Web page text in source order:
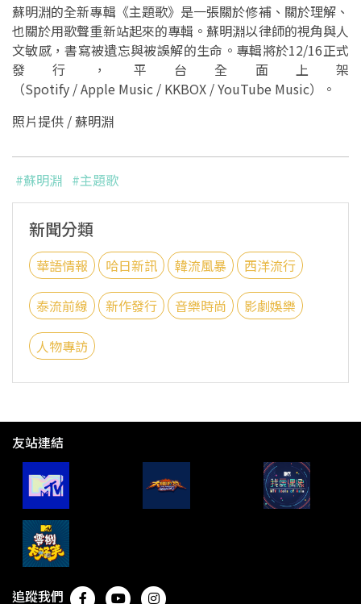
蘇明淵的全新專輯《主題歌》是一張關於修補、關於理解、
也關於用歌聲重新站起來的專輯。蘇明淵以律師的視角與人
文敏感，書寫被遺忘與被誤解的生命。專輯將於12/16正式
發行，平台全面上架
（Spotify / Apple Music / KKBOX / YouTube Music）。
照片提供 / 蘇明淵
#蘇明淵 #主題歌
新聞分類
華語情報 哈日新訊 韓流風暴 西洋流行
泰流前線 新作發行 音樂時尚 影劇娛樂
人物專訪
友站連結
追蹤我們